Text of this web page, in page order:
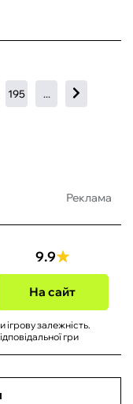
195 ...
Реклама
9.9
На сайт
ігрову залежність.
гри